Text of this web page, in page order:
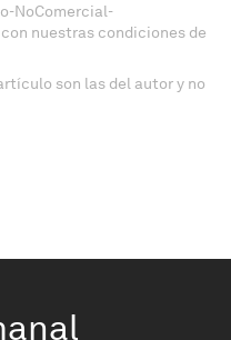
NoComercial-
nuestras condiciones de
son las del autor y no